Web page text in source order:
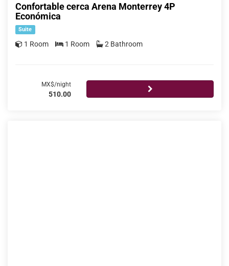
Confortable cerca Arena Monterrey 4P
Económica
Suite
1 Room 1 Room 2 Bathroom
MX$/night
510.00